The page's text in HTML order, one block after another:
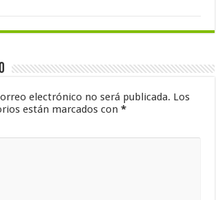
electrónico no será publicada. Los
están marcados con*